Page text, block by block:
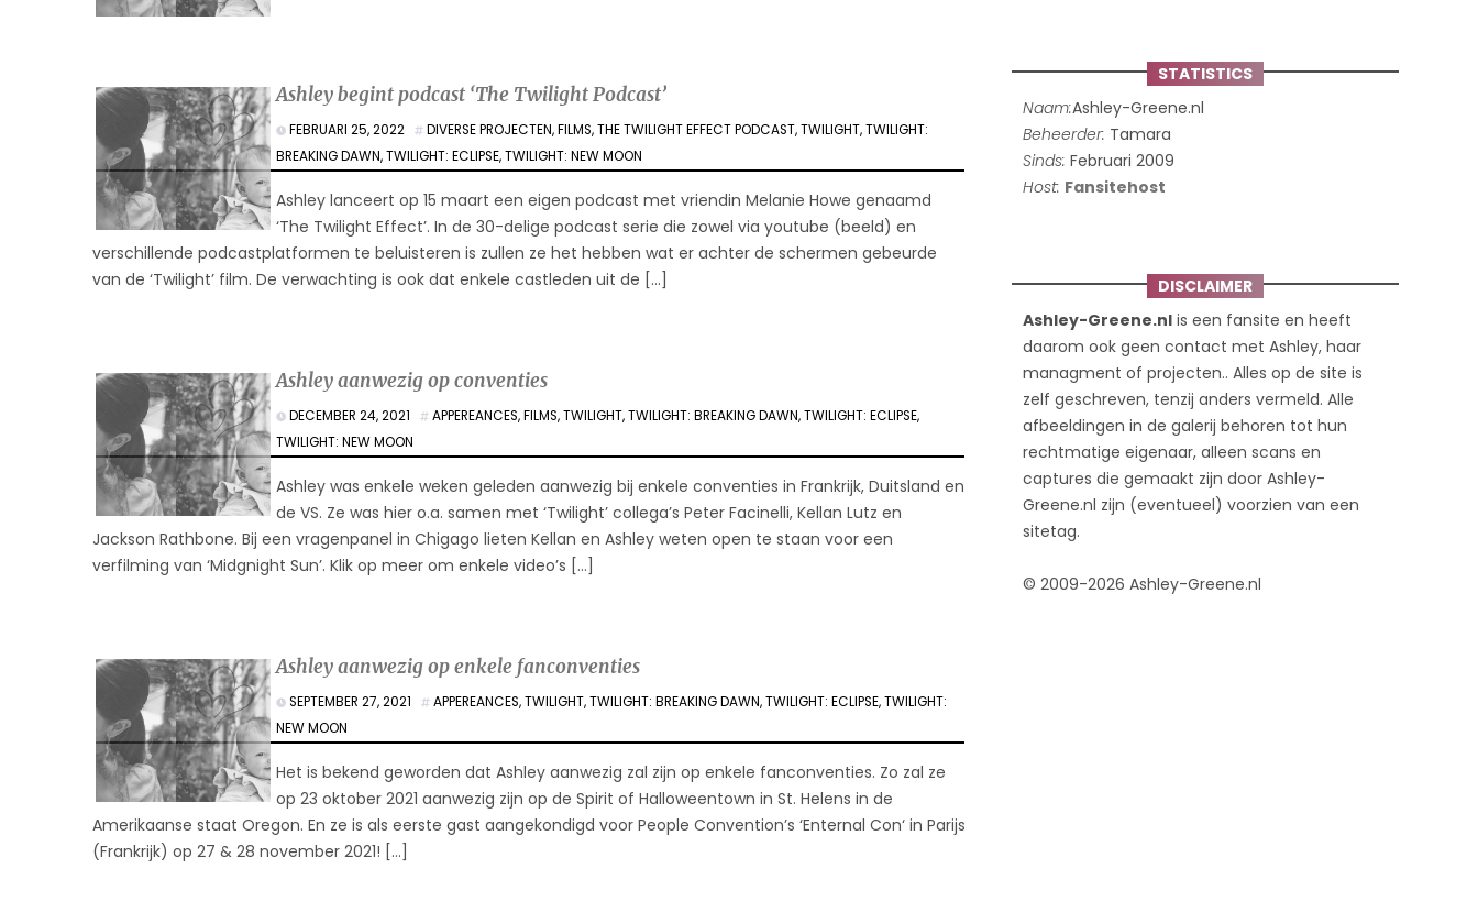
STATISTICS
Naam:Ashley-Greene.nl
Beheerder: Tamara
Sinds: Februari 2009
Host: Fansitehost
DISCLAIMER
Ashley-Greene.nl is een fansite en heeft
daarom ook geen contact met Ashley, haar
managment of projecten.. Alles op de site is
zelf geschreven, tenzij anders vermeld. Alle
afbeeldingen in de galerij behoren tot hun
rechtmatige eigenaar, alleen scans en
captures die gemaakt zijn door Ashley-
Greene.nl zijn (eventueel) voorzien van een
sitetag.
© 2009-2026 Ashley-Greene.nl
Ashley begint podcast ‘The Twilight Podcast’
FEBRUARI 25, 2022 DIVERSE PROJECTEN,FILMS,THE TWILIGHT EFFECT PODCAST,TWILIGHT,TWILIGHT:
BREAKING DAWN,TWILIGHT: ECLIPSE,TWILIGHT: NEW MOON
Ashley lanceert op 15 maart een eigen podcast met vriendin Melanie Howe genaamd
‘The Twilight Effect’. In de 30-delige podcast serie die zowel via youtube (beeld) en
verschillende podcastplatformen te beluisteren is zullen ze het hebben wat er achter de schermen gebeurde
van de ‘Twilight’ film. De verwachting is ook dat enkele castleden uit de […]
Ashley aanwezig op conventies
DECEMBER 24, 2021 APPEREANCES,FILMS,TWILIGHT,TWILIGHT: BREAKING DAWN,TWILIGHT: ECLIPSE,
TWILIGHT: NEW MOON
Ashley was enkele weken geleden aanwezig bij enkele conventies in Frankrijk, Duitsland en
de VS. Ze was hier o.a. samen met ‘Twilight’ collega’s Peter Facinelli, Kellan Lutz en
Jackson Rathbone. Bij een vragenpanel in Chigago lieten Kellan en Ashley weten open te staan voor een
verfilming van ‘Midgnight Sun’. Klik op meer om enkele video’s […]
Ashley aanwezig op enkele fanconventies
SEPTEMBER 27, 2021 APPEREANCES,TWILIGHT,TWILIGHT: BREAKING DAWN,TWILIGHT: ECLIPSE,TWILIGHT:
NEW MOON
Het is bekend geworden dat Ashley aanwezig zal zijn op enkele fanconventies. Zo zal ze
op 23 oktober 2021 aanwezig zijn op de Spirit of Halloweentown in St. Helens in de
Amerikaanse staat Oregon. En ze is als eerste gast aangekondigd voor People Convention’s ‘Enternal Con‘ in Parijs
(Frankrijk) op 27 & 28 november 2021! […]